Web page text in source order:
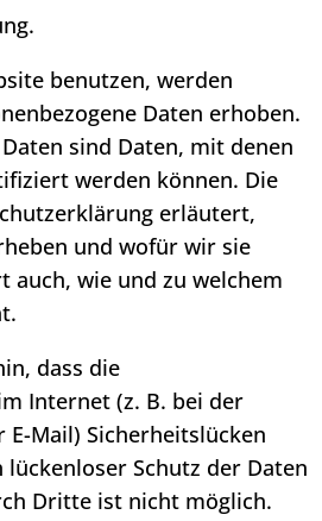
benutzen, werden
Daten erhoben.
sind Daten, mit denen
werden können. Die
erläutert,
und wofür wir sie
auch, wie und zu welchem
dass die
Internet (z. B. bei der
Mail) Sicherheitslücken
lückenloser Schutz der Daten
Dritte ist nicht möglich.